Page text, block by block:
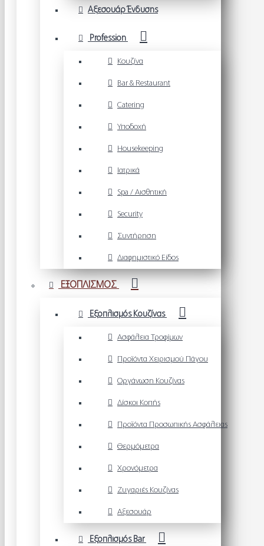
Αξεσουάρ Ένδυσης
Profession
Κουζίνα
Bar & Restaurant
Catering
Υποδοχή
Housekeeping
Ιατρικά
Spa / Αισθητική
Security
Συντήρηση
Διαφημιστικό Είδος
ΕΞΟΠΛΙΣΜΟΣ
Εξοπλισμός Κουζίνας
Ασφάλεια Τροφίμων
Προϊόντα Χειρισμού Πάγου
Οργάνωση Κουζίνας
Δίσκοι Κοπής
Προϊόντα Προσωπικής Ασφάλειας
Θερμόμετρα
Χρονόμετρα
Ζυγαριές Κουζίνας
Αξεσουάρ
Εξοπλισμός Bar